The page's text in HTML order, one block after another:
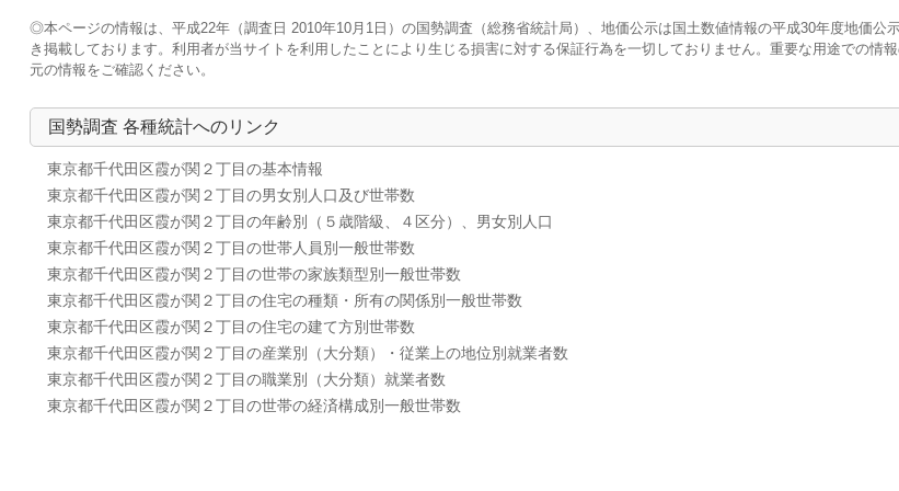
◎本ページの情報は、平成22年（調査日 2010年10月1日）の国勢調査（総務省統計局）、地価公示は国土数値情報の平成30年度地価公
き掲載しております。利用者が当サイトを利用したことにより生じる損害に対する保証行為を一切しておりません。重要な用途での情
元の情報をご確認ください。
国勢調査 各種統計へのリンク
東京都千代田区霞が関２丁目の基本情報
東京都千代田区霞が関２丁目の男女別人口及び世帯数
東京都千代田区霞が関２丁目の年齢別（５歳階級、４区分）、男女別人口
東京都千代田区霞が関２丁目の世帯人員別一般世帯数
東京都千代田区霞が関２丁目の世帯の家族類型別一般世帯数
東京都千代田区霞が関２丁目の住宅の種類・所有の関係別一般世帯数
東京都千代田区霞が関２丁目の住宅の建て方別世帯数
東京都千代田区霞が関２丁目の産業別（大分類）・従業上の地位別就業者数
東京都千代田区霞が関２丁目の職業別（大分類）就業者数
東京都千代田区霞が関２丁目の世帯の経済構成別一般世帯数